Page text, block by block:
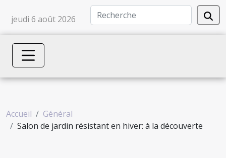
jeudi 6 août 2026
Accueil
Général
Salon de jardin résistant en hiver: à la découverte